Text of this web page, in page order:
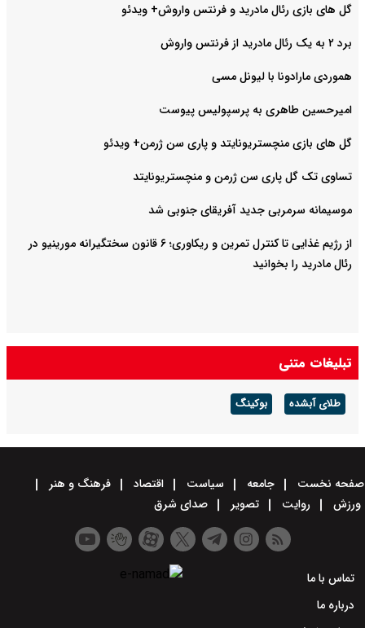
گل های بازی رئال مادرید و فرنتس واروش+ ویدئو
برد ۲ به یک رئال مادرید از فرنتس واروش
هموردی مارادونا با لیونل مسی
امیرحسین طاهری به پرسپولیس پیوست
گل های بازی منچستریونایتد و پاری سن ژرمن+ ویدئو
تساوی تک گل پاری سن ژرمن و منچستریونایتد
موسیمانه سرمربی جدید آفریقای جنوبی شد
از رژیم غذایی تا کنترل تمرین و ریکاوری؛ ۶ قانون سختگیرانه مورینیو در
رئال مادرید را بخوانید
تبلیغات متنی
طلای آبشده بوکینگ
صفحه نخست جامعه سیاست اقتصاد
فرهنگ و هنر
ورزش
روایت تصویر صدای شرق
تماس با ما
درباره ما